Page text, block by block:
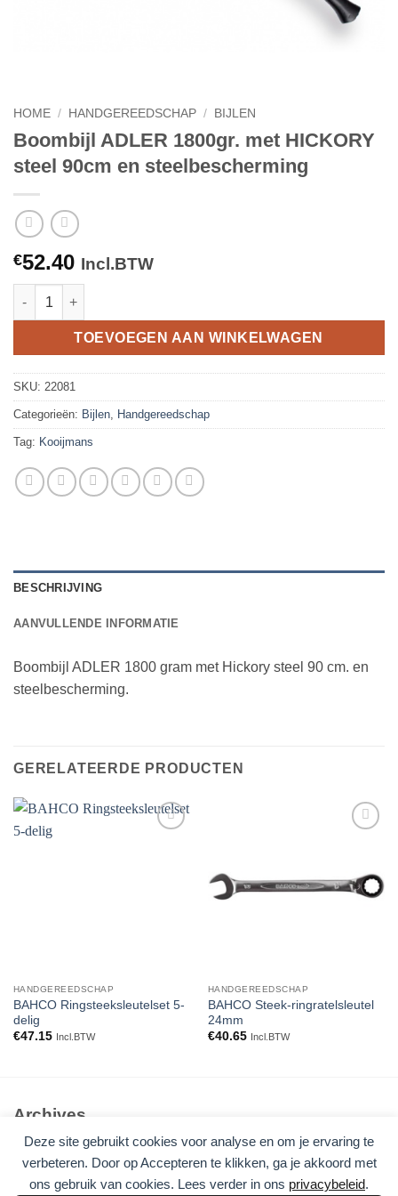
Deze site gebruikt cookies voor analyse en om je ervaring te
verbeteren. Door op Accepteren te klikken, ga je akkoord met
ons gebruik van cookies. Lees verder in ons privacybeleid.
HOME / HANDGEREEDSCHAP / BIJLEN
Boombijl ADLER 1800gr. met HICKORY
steel 90cm en steelbescherming
€52.40 Incl.BTW
Boombijl ADLER 1800gr. met HICKORY steel 90cm en
TOEVOEGEN AAN WINKELWAGEN
SKU: 22081
Categorieën: Bijlen, Handgereedschap
Tag: Kooijmans
BESCHRIJVING
AANVULLENDE INFORMATIE
Boombijl ADLER 1800 gram met Hickory steel 90 cm. en
steelbescherming.
GERELATEERDE PRODUCTEN
HANDGEREEDSCHAP
BAHCO Ringsteeksleutelset 5-
delig
€47.15 Incl.BTW
HANDGEREEDSCHAP
BAHCO Steek-ringratelsleutel
24mm
€40.65 Incl.BTW
Archives
Geen archieven om te tonen.
Categories